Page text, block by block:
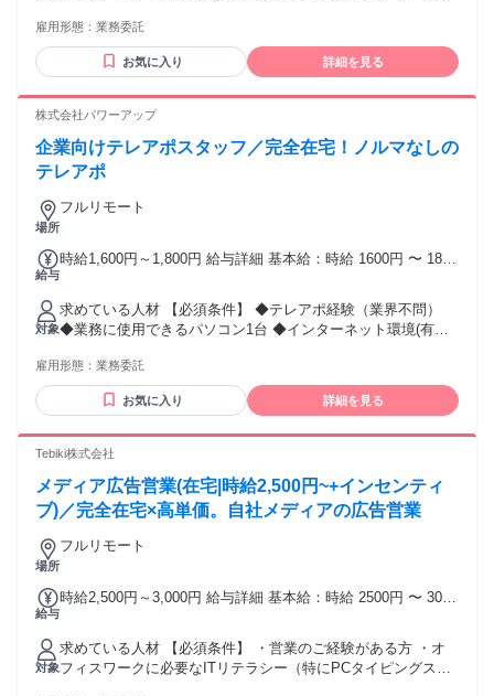
設定サポートを行いますのでご安心ください） ※PCをお持ち
でない方もご相談ください （貸出制度あり／条件あり）
※MacBook。スマホ対応不可 【歓迎条件】 ・未経験歓迎 ・
定した収入を目指したい方 ・コツコツ取り組める方
雇用形態： 業務委託
お気に入り 詳細を見る
株式会社パワーアップ
企業向けテレアポスタッフ／完全在宅！ノルマなしの
テレアポ
場所
フルリモート
給与
時給1,600円～1,800円 給与詳細 基本給：時給 1600円 〜 1800
収入が増える コール課金制度 ・アポ獲得インセンティブあり
・獲得アポからの成約ボーナス1万円！
対象
求めている人材 【必須条件】 ◆テレアポ経験（業界不問）
◆業務に使用できるパソコン1台 ◆インターネット環境(有線
ン操作（入力） 【歓迎条件】 ◆人材業界での経験がある方
◆時間の融通が利く在宅ワークをお探しの方
雇用形態： 業務委託
お気に入り 詳細を見る
Tebiki株式会社
メディア広告営業(在宅|時給2,500円~+インセンティ
ブ)／完全在宅×高単価。自社メディアの広告営業
場所
フルリモート
給与
時給2,500円～3,000円 給与詳細 基本給：時給 2500円 〜 3000
額に応じたインセンティブも別途支給いたします。 試用・研
修期間：3か月 試用・研修期間の条件：本採用と同じ 【勤務
形態】 勤務形態：シフト制
対象
求めている人材 【必須条件】 ・営業のご経験がある方 ・オ
フィスワークに必要なITリテラシー（特にPCタイピングスキ